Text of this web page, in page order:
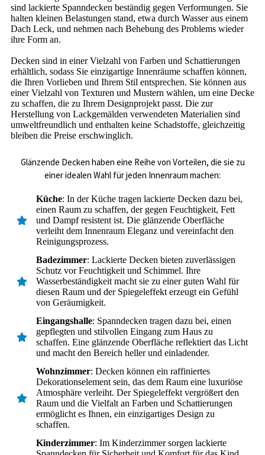
sind lackierte Spanndecken beständig gegen Verformungen. Sie
halten kleinen Belastungen stand, etwa durch Wasser aus einem
Dach Leck, und nehmen nach Behebung des Problems wieder
ihre Form an.
Decken sind in einer Vielzahl von Farben und Schattierungen
erhältlich, sodass Sie einzigartige Innenräume schaffen können,
die Ihren Vorlieben und Ihrem Stil entsprechen. Sie können aus
einer Vielzahl von Texturen und Mustern wählen, um eine Decke
zu schaffen, die zu Ihrem Designprojekt passt. Die zur
Herstellung von Lackgemälden verwendeten Materialien sind
umweltfreundlich und enthalten keine Schadstoffe, gleichzeitig
bleiben die Preise erschwinglich.
Glänzende Decken haben eine Reihe von Vorteilen, die sie zu
einer idealen Wahl für jeden Innenraum machen:
Küche: In der Küche tragen lackierte Decken dazu bei,
einen Raum zu schaffen, der gegen Feuchtigkeit, Fett
und Dampf resistent ist. Die glänzende Oberfläche
verleiht dem Innenraum Eleganz und vereinfacht den
Reinigungsprozess.
Badezimmer: Lackierte Decken bieten zuverlässigen
Schutz vor Feuchtigkeit und Schimmel. Ihre
Wasserbeständigkeit macht sie zu einer guten Wahl für
diesen Raum und der Spiegeleffekt erzeugt ein Gefühl
von Geräumigkeit.
Eingangshalle: Spanndecken tragen dazu bei, einen
gepflegten und stilvollen Eingang zum Haus zu
schaffen. Eine glänzende Oberfläche reflektiert das Licht
und macht den Bereich heller und einladender.
Wohnzimmer: Decken können ein raffiniertes
Dekorationselement sein, das dem Raum eine luxuriöse
Atmosphäre verleiht. Der Spiegeleffekt vergrößert den
Raum und die Vielfalt an Farben und Schattierungen
ermöglicht es Ihnen, ein einzigartiges Design zu
schaffen.
Kinderzimmer: Im Kinderzimmer sorgen lackierte